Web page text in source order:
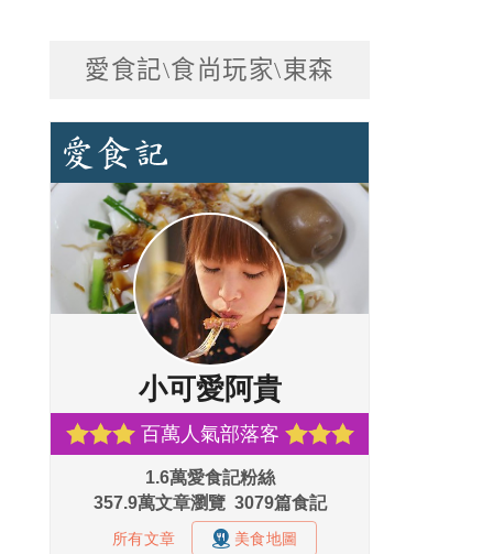
愛食記\食尚玩家\東森